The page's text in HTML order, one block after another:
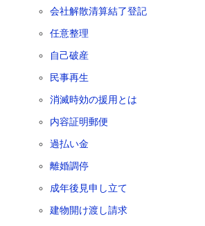
会社解散清算結了登記
任意整理
自己破産
民事再生
消滅時効の援用とは
内容証明郵便
過払い金
離婚調停
成年後見申し立て
建物開け渡し請求